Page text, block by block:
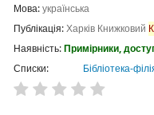
Мова:українська
Публікація:Харків Книжковий
Наявність:Примірники,
Списки:
Бібліотека-